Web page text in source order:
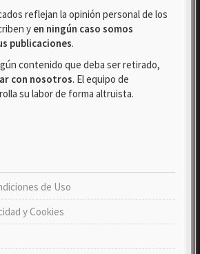
reflejan la opinión personal de los
y en ningún caso somos
publicaciones.
contenido que deba ser retirado,
con nosotros. El equipo de
su labor de forma altruista.
de Uso
y Cookies